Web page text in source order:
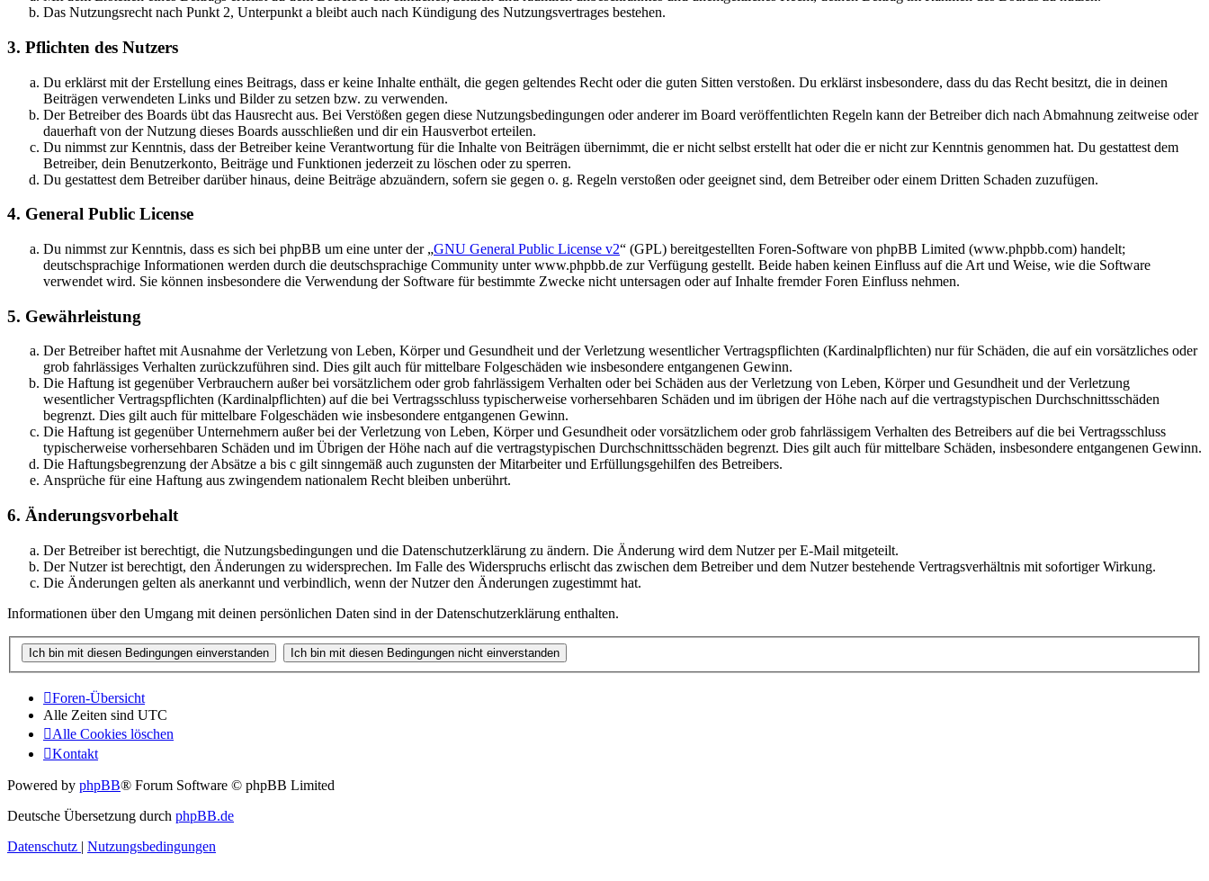
Das Nutzungsrecht nach Punkt 2, Unterpunkt a bleibt auch nach Kündigung des Nutzungsvertrages bestehen.
3. Pflichten des Nutzers
Du erklärst mit der Erstellung eines Beitrags, dass er keine Inhalte enthält, die gegen geltendes Recht oder die guten Sitten verstoßen. Du erklärst insbesondere, dass du das Recht besitzt, die in deinen
Beiträgen verwendeten Links und Bilder zu setzen bzw. zu verwenden.
Der Betreiber des Boards übt das Hausrecht aus. Bei Verstößen gegen diese Nutzungsbedingungen oder anderer im Board veröffentlichten Regeln kann der Betreiber dich nach Abmahnung zeitweise oder
dauerhaft von der Nutzung dieses Boards ausschließen und dir ein Hausverbot erteilen.
Du nimmst zur Kenntnis, dass der Betreiber keine Verantwortung für die Inhalte von Beiträgen übernimmt, die er nicht selbst erstellt hat oder die er nicht zur Kenntnis genommen hat. Du gestattest dem
Betreiber, dein Benutzerkonto, Beiträge und Funktionen jederzeit zu löschen oder zu sperren.
Du gestattest dem Betreiber darüber hinaus, deine Beiträge abzuändern, sofern sie gegen o. g. Regeln verstoßen oder geeignet sind, dem Betreiber oder einem Dritten Schaden zuzufügen.
4. General Public License
Du nimmst zur Kenntnis, dass es sich bei phpBB um eine unter der „GNU General Public License v2“ (GPL) bereitgestellten Foren-Software von phpBB Limited (www.phpbb.com) handelt;
deutschsprachige Informationen werden durch die deutschsprachige Community unter www.phpbb.de zur Verfügung gestellt. Beide haben keinen Einfluss auf die Art und Weise, wie die Software
verwendet wird. Sie können insbesondere die Verwendung der Software für bestimmte Zwecke nicht untersagen oder auf Inhalte fremder Foren Einfluss nehmen.
5. Gewährleistung
Der Betreiber haftet mit Ausnahme der Verletzung von Leben, Körper und Gesundheit und der Verletzung wesentlicher Vertragspflichten (Kardinalpflichten) nur für Schäden, die auf ein vorsätzliches oder
grob fahrlässiges Verhalten zurückzuführen sind. Dies gilt auch für mittelbare Folgeschäden wie insbesondere entgangenen Gewinn.
Die Haftung ist gegenüber Verbrauchern außer bei vorsätzlichem oder grob fahrlässigem Verhalten oder bei Schäden aus der Verletzung von Leben, Körper und Gesundheit und der Verletzung
wesentlicher Vertragspflichten (Kardinalpflichten) auf die bei Vertragsschluss typischerweise vorhersehbaren Schäden und im übrigen der Höhe nach auf die vertragstypischen Durchschnittsschäden
begrenzt. Dies gilt auch für mittelbare Folgeschäden wie insbesondere entgangenen Gewinn.
Die Haftung ist gegenüber Unternehmern außer bei der Verletzung von Leben, Körper und Gesundheit oder vorsätzlichem oder grob fahrlässigem Verhalten des Betreibers auf die bei Vertragsschluss
typischerweise vorhersehbaren Schäden und im Übrigen der Höhe nach auf die vertragstypischen Durchschnittsschäden begrenzt. Dies gilt auch für mittelbare Schäden, insbesondere entgangenen Gewinn.
Die Haftungsbegrenzung der Absätze a bis c gilt sinngemäß auch zugunsten der Mitarbeiter und Erfüllungsgehilfen des Betreibers.
Ansprüche für eine Haftung aus zwingendem nationalem Recht bleiben unberührt.
6. Änderungsvorbehalt
Der Betreiber ist berechtigt, die Nutzungsbedingungen und die Datenschutzerklärung zu ändern. Die Änderung wird dem Nutzer per E-Mail mitgeteilt.
Der Nutzer ist berechtigt, den Änderungen zu widersprechen. Im Falle des Widerspruchs erlischt das zwischen dem Betreiber und dem Nutzer bestehende Vertragsverhältnis mit sofortiger Wirkung.
Die Änderungen gelten als anerkannt und verbindlich, wenn der Nutzer den Änderungen zugestimmt hat.
Informationen über den Umgang mit deinen persönlichen Daten sind in der Datenschutzerklärung enthalten.
Foren-Übersicht
Alle Zeiten sind UTC
Alle Cookies löschen
Kontakt
Powered by phpBB® Forum Software © phpBB Limited
Deutsche Übersetzung durch phpBB.de
Datenschutz | Nutzungsbedingungen